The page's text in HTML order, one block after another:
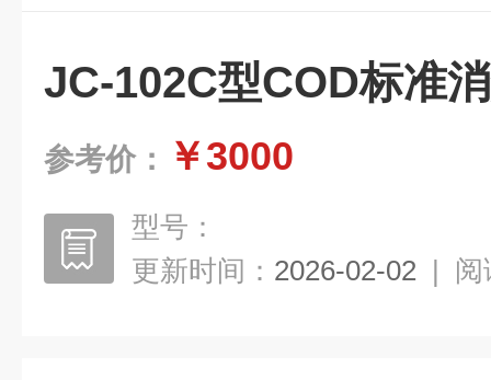
JC-102C型COD标准
参考价： ￥3000
型号：
更新时间： 2026-02-02 | 阅